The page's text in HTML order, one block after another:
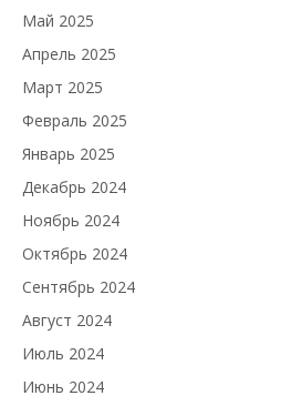
Май 2025
Апрель 2025
Март 2025
Февраль 2025
Январь 2025
Декабрь 2024
Ноябрь 2024
Октябрь 2024
Сентябрь 2024
Август 2024
Июль 2024
Июнь 2024